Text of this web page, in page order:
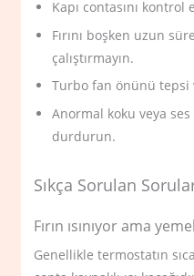
Kapı contasını kontrol
Fırını boşken uzun
çalıştırmayın.
Turbo fan önünü tepsi
Anormal koku veya
durdurun.
Sıkça Sorulan
Fırın ısınıyor ama
Genellikle termostatın